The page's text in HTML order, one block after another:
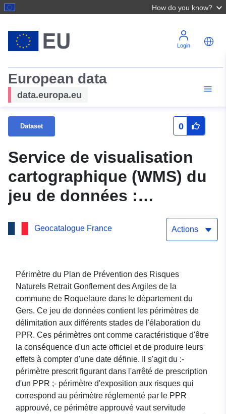
How do you know?
Login
European data
data.europa.eu
Dataset 0
Service de visualisation
cartographique (WMS) du
jeu de données :
Geocatalogue France Actions
Périmètre du Plan de Prévention des Risques
Naturels Retrait Gonflement des Argiles de la
commune de Roquelaure dans le département du
Gers. Ce jeu de données contient les périmètres de
délimitation aux différents stades de l'élaboration du
PPR. Ces périmètres ont comme caractéristique d'être
la conséquence d'un acte officiel et de produire leurs
effets à compter d'une date définie. Il s'agit du :-
périmètre prescrit figurant dans l'arrêté de prescription
d'un PPR ;- périmètre d'exposition aux risques qui
correspond au périmètre réglementé par le PPR
approuvé, ce périmètre approuvé vaut servitude